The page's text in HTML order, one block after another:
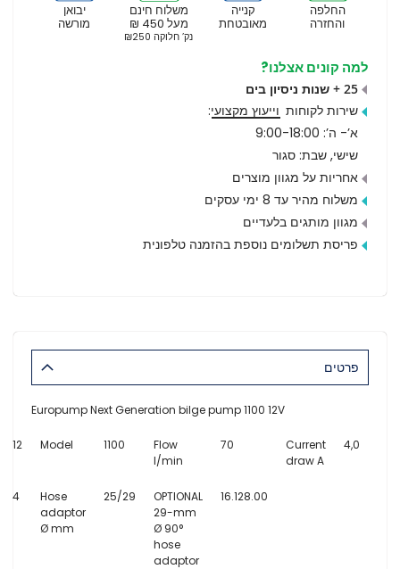
יבואן
מורשה
משלוח חינם
מעל 450 ₪
נק’ חלוקה ₪250
קנייה
מאובטחת
החלפה
והחזרה
למה קונים אצלנו?
25 + שנות ניסיון בים
שירות לקוחות וייעוץ מקצועי:
א’- ה’: 9:00-18:00
שישי, שבת: סגור
אחריות על מגוון מוצרים
משלוח מהיר עד 8 ימי עסקים
מגוון מותגים בלעדיים
פריסת תשלומים נוספת בהזמנה טלפונית
פרטים
Europump Next Generation bilge pump 1100 12V
12 Model 1100
Flow
l/min
70
Current
draw A
4,0
4
Hose
adaptor
Ø mm
25/29
OPTIONAL
29-mm
Ø 90°
hose
adaptor
16.128.00